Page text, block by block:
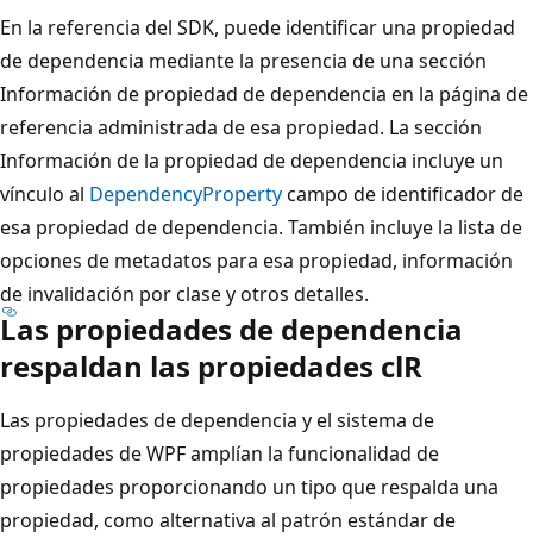
En la referencia del SDK, puede identificar una propiedad
de dependencia mediante la presencia de una sección
Información de propiedad de dependencia en la página de
referencia administrada de esa propiedad. La sección
Información de la propiedad de dependencia incluye un
vínculo al DependencyPropertycampo de identificador de
esa propiedad de dependencia. También incluye la lista de
opciones de metadatos para esa propiedad, información
de invalidación por clase y otros detalles.
Las propiedades de dependencia
respaldan las propiedades clR
Las propiedades de dependencia y el sistema de
propiedades de WPF amplían la funcionalidad de
propiedades proporcionando un tipo que respalda una
propiedad, como alternativa al patrón estándar de